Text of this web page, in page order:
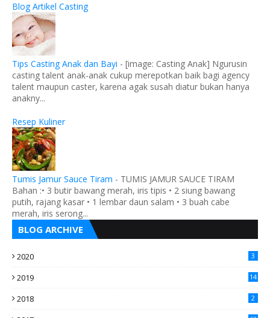
Blog Artikel Casting
Tips Casting Anak dan Bayi - [image: Casting Anak] Ngurusin
casting talent anak-anak cukup merepotkan baik bagi agency
talent maupun caster, karena agak susah diatur bukan hanya
anakny...
Resep Kuliner
Tumis Jamur Sauce Tiram - TUMIS JAMUR SAUCE TIRAM
Bahan :• 3 butir bawang merah, iris tipis • 2 siung bawang
putih, rajang kasar • 1 lembar daun salam • 3 buah cabe
merah, iris serong...
BLOG ARCHIVE
2020 3
2019 14
2018 2